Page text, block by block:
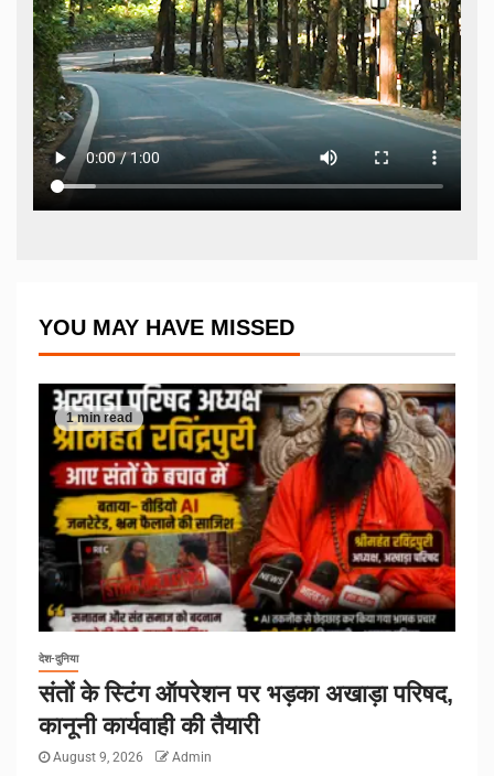
YOU MAY HAVE MISSED
1 min read
देश-दुनिया
संतों के स्टिंग ऑपरेशन पर भड़का अखाड़ा परिषद,
कानूनी कार्यवाही की तैयारी
August 9, 2026 Admin